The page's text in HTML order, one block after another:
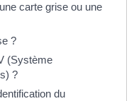
carte grise ou une
?
(Système
?
du